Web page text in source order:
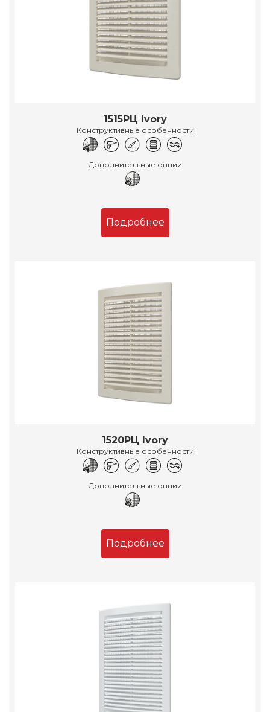
1515РЦ Ivory
Конструктивные особенности
Дополнительные опции
Подробнее
1520РЦ Ivory
Конструктивные особенности
Дополнительные опции
Подробнее